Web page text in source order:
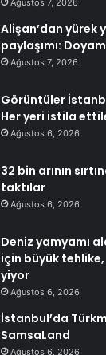
Ağustos 7, 2026
Alişan’dan yürek
paylaşımı:
Ağustos 7, 2026
Görüntüler
Her yeri istila
Ağustos 6, 2026
32 bin arının
taktılar
Ağustos 6, 2026
Deniz yamyamı
için büyük
yiyor
Ağustos 6, 2026
İstanbul’da
SamsaLand
Ağustos 6, 2026